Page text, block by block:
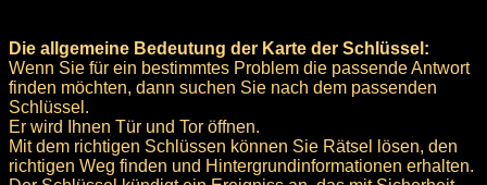
Die allgemeine Bedeutung der Karte der Schlüssel:
Wenn Sie für ein bestimmtes Problem die passende Antwort
finden möchten, dann suchen Sie nach dem passenden
Schlüssel.
Er wird Ihnen Tür und Tor öffnen.
Mit dem richtigen Schlüssen können Sie Rätsel lösen, den
richtigen Weg finden und Hintergrundinformationen erhalten.